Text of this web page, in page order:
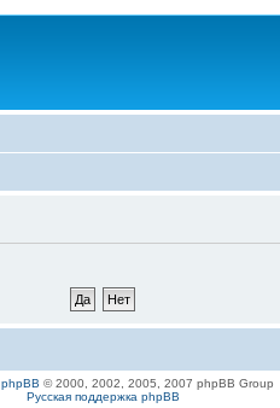
phpBB © 2000, 2002, 2005, 2007 phpBB Group
Русская поддержка phpBB